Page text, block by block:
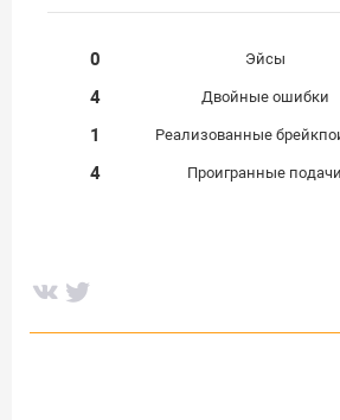
0 Эйсы
4
Двойные ошибки
1
Реализованные
4
Проигранные подачи